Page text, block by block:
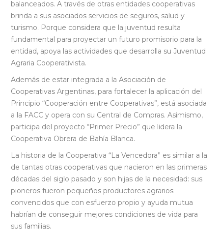
balanceados. A través de otras entidades cooperativas
brinda a sus asociados servicios de seguros, salud y
turismo. Porque considera que la juventud resulta
fundamental para proyectar un futuro promisorio para la
entidad, apoya las actividades que desarrolla su Juventud
Agraria Cooperativista.
Además de estar integrada a la Asociación de
Cooperativas Argentinas, para fortalecer la aplicación del
Principio “Cooperación entre Cooperativas”, está asociada
a la FACC y opera con su Central de Compras. Asimismo,
participa del proyecto “Primer Precio” que lidera la
Cooperativa Obrera de Bahía Blanca.
La historia de la Cooperativa “La Vencedora” es similar a la
de tantas otras cooperativas que nacieron en las primeras
décadas del siglo pasado y son hijas de la necesidad: sus
pioneros fueron pequeños productores agrarios
convencidos que con esfuerzo propio y ayuda mutua
habrían de conseguir mejores condiciones de vida para
sus familias.